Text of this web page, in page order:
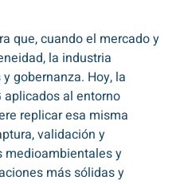
que, cuando el mercado y
la industria
gobernanza. Hoy, la
aplicados al entorno
replicar esa misma
validación y
medioambientales y
más sólidas y